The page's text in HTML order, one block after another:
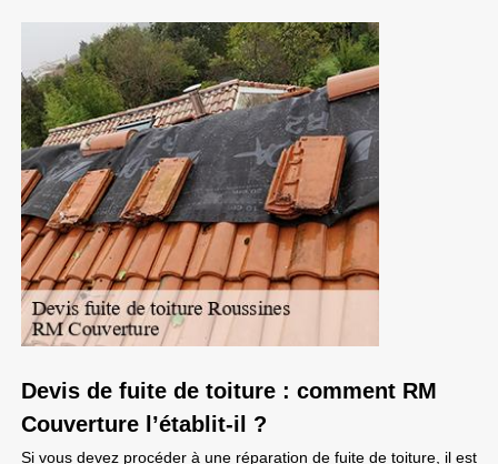
Devis de fuite de toiture : comment RM
Couverture l’établit-il ?
Si vous devez procéder à une réparation de fuite de toiture, il est